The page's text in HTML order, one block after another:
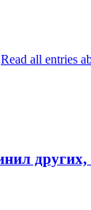
Read all entries